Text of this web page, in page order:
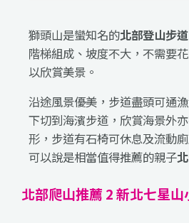
獅頭山是蠻知名的北部登山步道
階梯組成、坡度不大，不需要
以欣賞美景。
沿途風景優美，步道盡頭可通
下切到海濱步道，欣賞海景外
形，步道有石椅可休息及流動
可以說是相當值得推薦的親子
北部爬山推薦 2 新北七星